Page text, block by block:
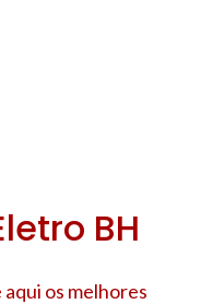
BH
os melhores